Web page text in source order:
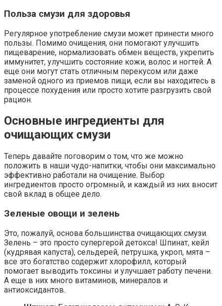
Польза смузи для здоровья
Регулярное употребление смузи может принести много
пользы. Помимо очищения, они помогают улучшить
пищеварение, нормализовать обмен веществ, укрепить
иммунитет, улучшить состояние кожи, волос и ногтей. А
еще они могут стать отличным перекусом или даже
заменой одного из приемов пищи, если вы находитесь в
процессе похудения или просто хотите разгрузить свой
рацион.
Основные ингредиенты для
очищающих смузи
Теперь давайте поговорим о том, что же можно
положить в наши чудо-напитки, чтобы они максимально
эффективно работали на очищение. Выбор
ингредиентов просто огромный, и каждый из них вносит
свой вклад в общее дело.
Зеленые овощи и зелень
Это, пожалуй, основа большинства очищающих смузи.
Зелень – это просто супергерой детокса! Шпинат, кейл
(кудрявая капуста), сельдерей, петрушка, укроп, мята –
все это богатство содержит хлорофилл, который
помогает выводить токсины и улучшает работу печени.
А еще в них много витаминов, минералов и
антиоксидантов.